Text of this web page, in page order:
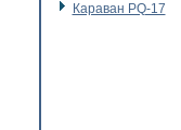
Караван PQ-17